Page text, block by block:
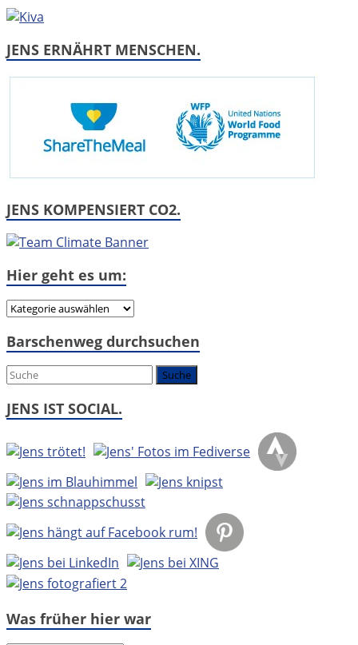
JENS ERNÄHRT MENSCHEN.
JENS KOMPENSIERT CO2.
Hier geht es um:
Hier
es
Barschenweg durchsuchen
JENS IST SOCIAL.
Was früher hier war